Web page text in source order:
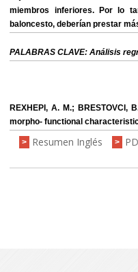
miembros inferiores. Por lo
baloncesto, deberían prestar
PALABRAS CLAVE: Análisis
REXHEPI, A. M.;
morpho- functional
> Resumen Inglés >